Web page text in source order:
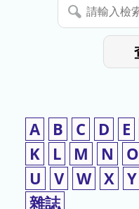
停
請
輸
A B C D E
K
L M N O
U
V W X Y
雜誌